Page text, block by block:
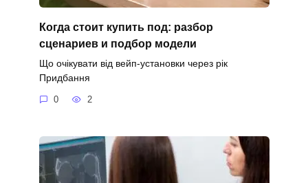
Когда стоит купить под: разбор
сценариев и подбор модели
Що очікувати від вейп-установки через рік
Придбання
0 2